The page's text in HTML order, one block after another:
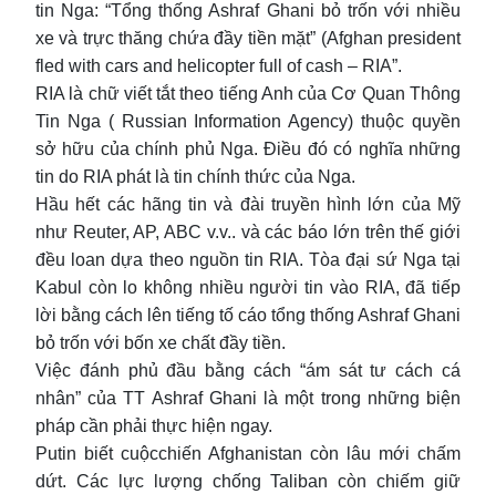
tin Nga: “Tổng thống Ashraf Ghani bỏ trốn với nhiều
xe và trực thăng chứa đầy tiền mặt” (Afghan president
fled with cars and helicopter full of cash – RIA”.
RIA là chữ viết tắt theo tiếng Anh của Cơ Quan Thông
Tin Nga ( Russian Information Agency) thuộc quyền
sở hữu của chính phủ Nga. Điều đó có nghĩa những
tin do RIA phát là tin chính thức của Nga.
Hầu hết các hãng tin và đài truyền hình lớn của Mỹ
như Reuter, AP, ABC v.v.. và các báo lớn trên thế giới
đều loan dựa theo nguồn tin RIA. Tòa đại sứ Nga tại
Kabul còn lo không nhiều người tin vào RIA, đã tiếp
lời bằng cách lên tiếng tố cáo tổng thống Ashraf Ghani
bỏ trốn với bốn xe chất đầy tiền.
Việc đánh phủ đầu bằng cách “ám sát tư cách cá
nhân” của TT Ashraf Ghani là một trong những biện
pháp cần phải thực hiện ngay.
Putin biết cuộcchiến Afghanistan còn lâu mới chấm
dứt. Các lực lượng chống Taliban còn chiếm giữ